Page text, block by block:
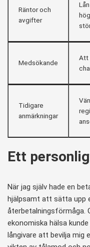
Räntor och
avgifter
Medsökande
Att
Tidigare
anmärkningar
Ett
När jag själv hade en
hjälpsamt att sätta upp
återbetalningsförmåga.
ekonomiska hälsa
långivare att bevilja mig